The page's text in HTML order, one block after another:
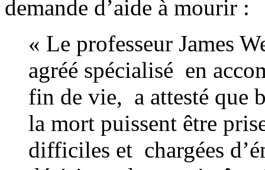
demande d’aide à mourir :
« Le professeur James
agréé spécialisé en
fin de vie, a attesté que
la mort puissent être
difficiles et chargées